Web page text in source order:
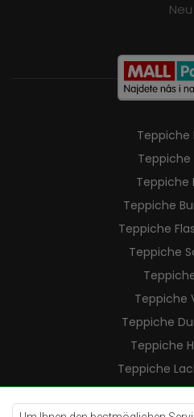
Neu
Teppiche
Teppiche
Teppiche
Teppiche
Teppiche
Teppiche
Teppiche
Teppiche
Teppiche
Teppiche
Teppiche